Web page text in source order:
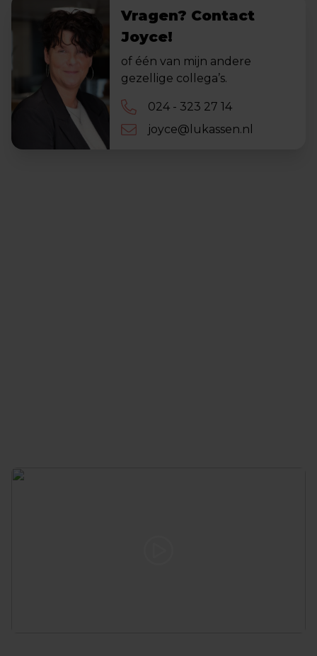
Vragen? Contact
Joyce!
of één van mijn andere
gezellige collega’s.
024 - 323 27 14
joyce@lukassen.nl